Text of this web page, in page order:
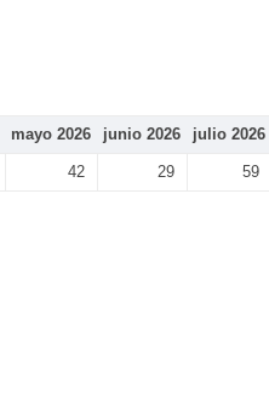
mayo 2026 junio 2026 julio 2026
42 29 59